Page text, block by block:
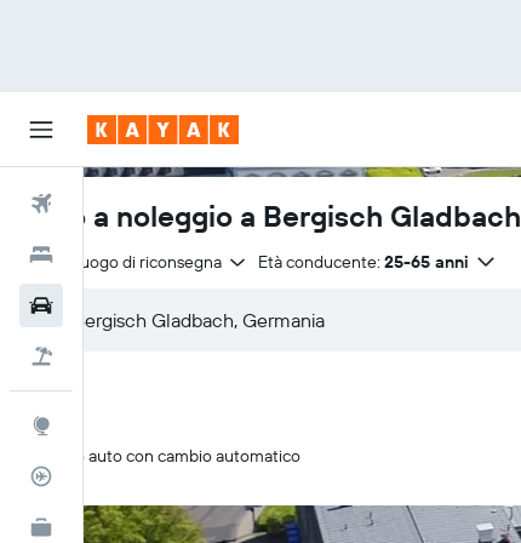
Hotel
KAYAK Business
NOVITÀ
Auto a noleggio a Bergisch Gladbach
Stesso luogo di riconsegna Età conducente: 25-65 anni
Solo auto con cambio automatico